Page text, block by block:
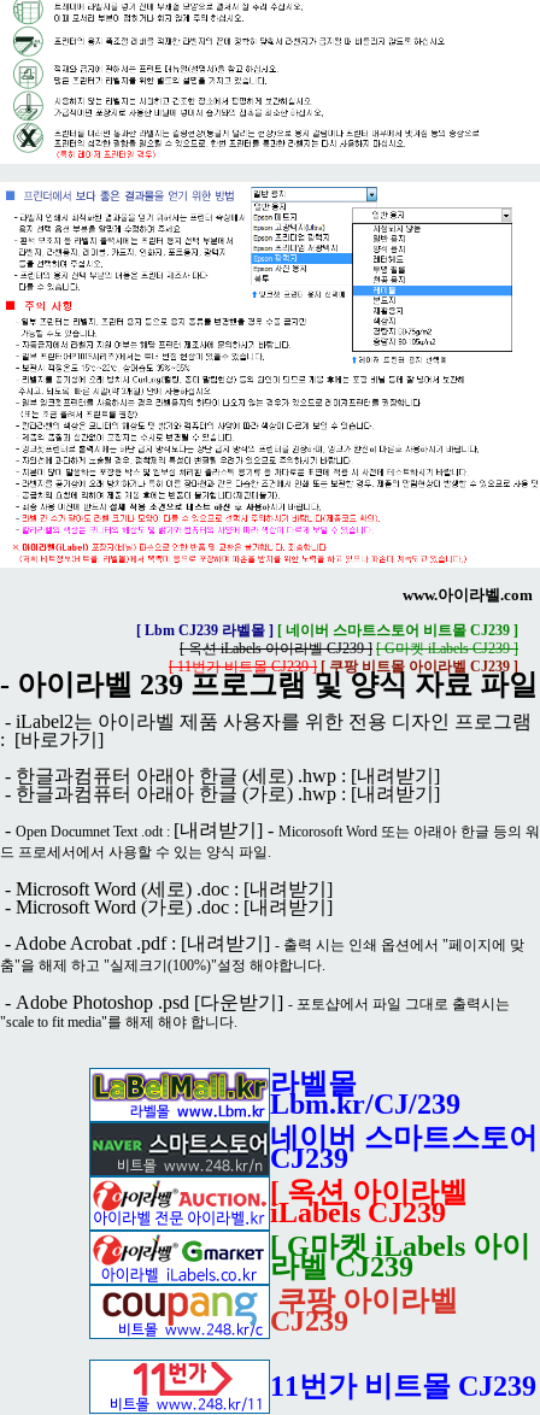
www.아이라벨.com
[ Lbm CJ239 라벨몰 ] [ 네이버 스마트스토어 비트몰 CJ239 ]
[ 옥션 iLabels 아이라벨 CJ239 ] [ G마켓 iLabels CJ239 ]
[ 11번가 비트몰 CJ239 ] [ 쿠팡 비트몰 아이라벨 CJ239 ]
- 아이라벨 239 프로그램 및 양식 자료 파일
- iLabel2는 아이라벨 제품 사용자를 위한 전용 디자인 프로그램
: [바로가기]
- 한글과컴퓨터 아래아 한글 (세로) .hwp : [내려받기]
- 한글과컴퓨터 아래아 한글 (가로) .hwp : [내려받기]
- Open Documnet Text .odt : [내려받기] - Micorosoft Word 또는 아래아 한글 등의 워
드 프로세서에서 사용할 수 있는 양식 파일.
- Microsoft Word (세로) .doc : [내려받기]
- Microsoft Word (가로) .doc : [내려받기]
- Adobe Acrobat .pdf : [내려받기] - 출력 시는 인쇄 옵션에서 "페이지에 맞
춤"을 해제 하고 "실제크기(100%)"설정 해야합니다.
- Adobe Photoshop .psd [다운받기] - 포토샵에서 파일 그대로 출력시는
"scale to fit media"를 해제 해야 합니다.
라벨몰
Lbm.kr/CJ/239
네이버 스마트스토어
CJ239
[ 옥션 아이라벨
iLabels CJ239
[ G마켓 iLabels 아이
라벨 CJ239
쿠팡 아이라벨
CJ239
11번가 비트몰 CJ239